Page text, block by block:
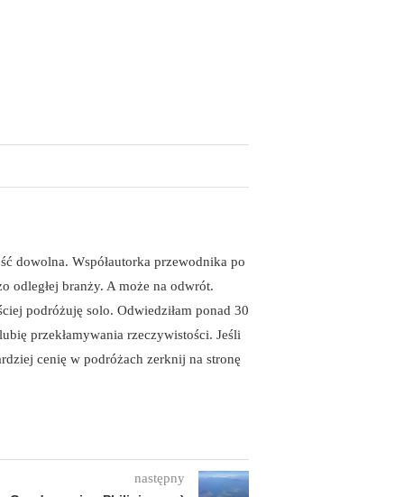
dowolna. Współautorka przewodnika po
odległej branży. A może na odwrót.
podróżuję solo. Odwiedziłam ponad 30
przekłamywania rzeczywistości. Jeśli
cenię w podróżach zerknij na stronę
następny